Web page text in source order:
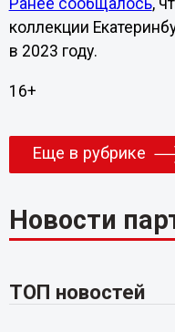
коллекции
в 2023 году.
16+
Еще в рубрике
Новости
ТОП новостей